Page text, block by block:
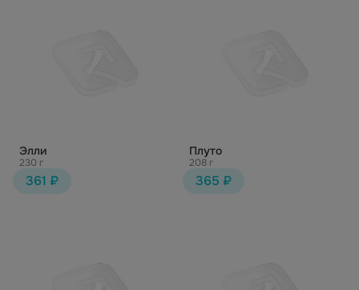
Элли
230 г
361 ₽
Плуто
208 г
365 ₽